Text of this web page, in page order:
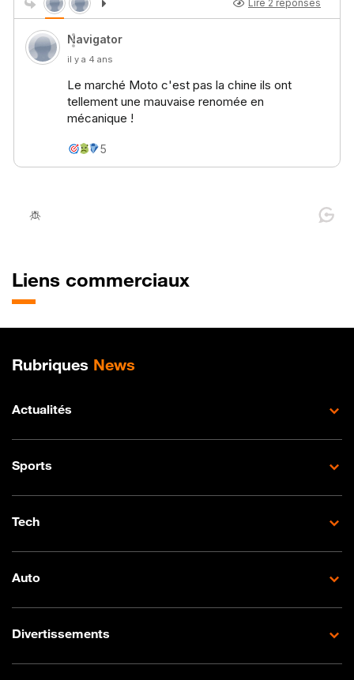
Liens commerciaux
Plan de site
Rubriques News
Actualités
Sports
Tech
Auto
Divertissements